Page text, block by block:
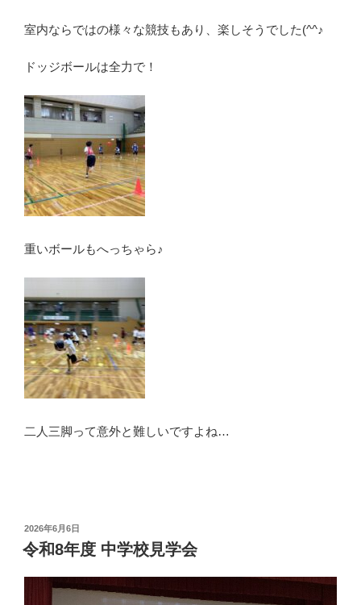
室内ならではの様々な競技もあり、楽しそうでした(^^♪
ドッジボールは全力で！
重いボールもへっちゃら♪
二人三脚って意外と難しいですよね…
投
稿
日:
2026年6月6日
令和8年度 中学校見学会